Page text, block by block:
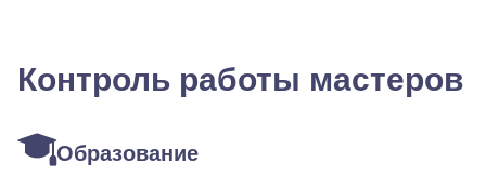
Контроль работы мастеров
Образование